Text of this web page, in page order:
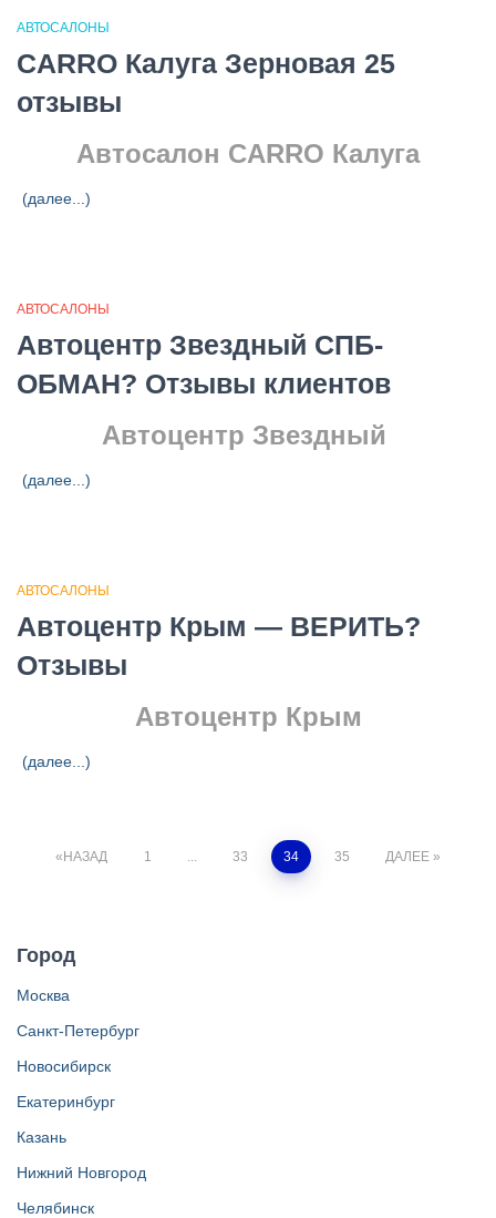
АВТОСАЛОНЫ
CARRO Калуга Зерновая 25
отзывы
Автосалон CARRO Калуга
(далее...)
АВТОСАЛОНЫ
Автоцентр Звездный СПБ-
ОБМАН? Отзывы клиентов
Автоцентр Звездный
(далее...)
АВТОСАЛОНЫ
Автоцентр Крым — ВЕРИТЬ?
Отзывы
Автоцентр Крым
(далее...)
Навигация
записям
НАЗАД 1 ... 33 34 35 ДАЛЕЕ
Город
Москва
Санкт-Петербург
Новосибирск
Екатеринбург
Казань
Нижний Новгород
Челябинск